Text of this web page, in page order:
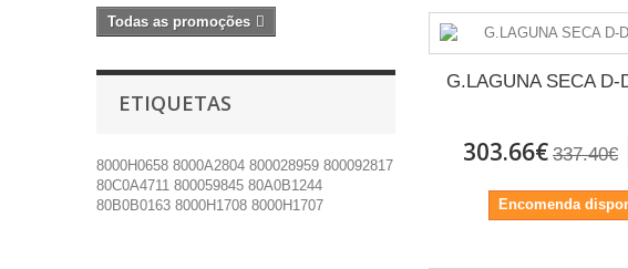
Todas as promoções
ETIQUETAS
8000H0658 8000A2804 800028959 800092817
80C0A4711 800059845 80A0B1244
80B0B0163 8000H1708 8000H1707
G.LAGUNA SECA D-
303.66€ 337.40€
Encomenda